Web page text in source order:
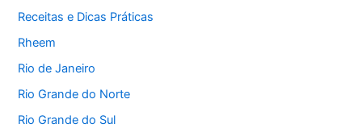
Receitas e Dicas Práticas
Rheem
Rio de Janeiro
Rio Grande do Norte
Rio Grande do Sul